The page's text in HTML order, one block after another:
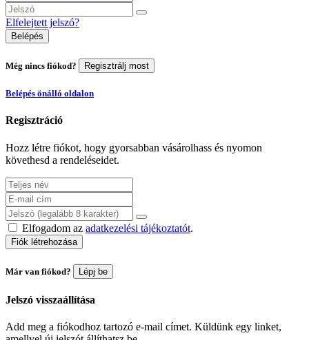
Elfelejtett jelszó?
Belépés
Még nincs fiókod? Regisztrálj most
Belépés önálló oldalon
Regisztráció
Hozz létre fiókot, hogy gyorsabban vásárolhass és nyomon
követhesd a rendeléseidet.
Elfogadom az adatkezelési tájékoztatót.
Fiók létrehozása
Már van fiókod? Lépj be
Jelszó visszaállítása
Add meg a fiókodhoz tartozó e-mail címet. Küldünk egy linket,